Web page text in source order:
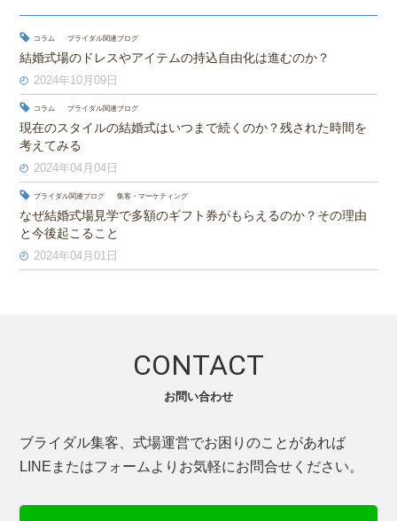
コラム ブライダル関連ブログ
結婚式場のドレスやアイテムの持込自由化は進むのか？
2024年10月09日
コラム ブライダル関連ブログ
現在のスタイルの結婚式はいつまで続くのか？残された時間を
考えてみる
2024年04月04日
ブライダル関連ブログ 集客・マーケティング
なぜ結婚式場見学で多額のギフト券がもらえるのか？その理由
と今後起こること
2024年04月01日
CONTACT
お問い合わせ
ブライダル集客、式場運営でお困りのことがあれば
LINEまたはフォームよりお気軽にお問合せください。